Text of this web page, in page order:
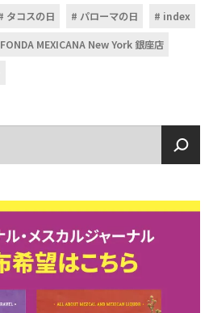
タコスの日 パローマの日
index
FONDA MEXICANA New York 銀座店